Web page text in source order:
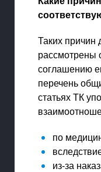
Таких причин
рассмотрены
соглашению
перечень
статьях ТК
по
из-за